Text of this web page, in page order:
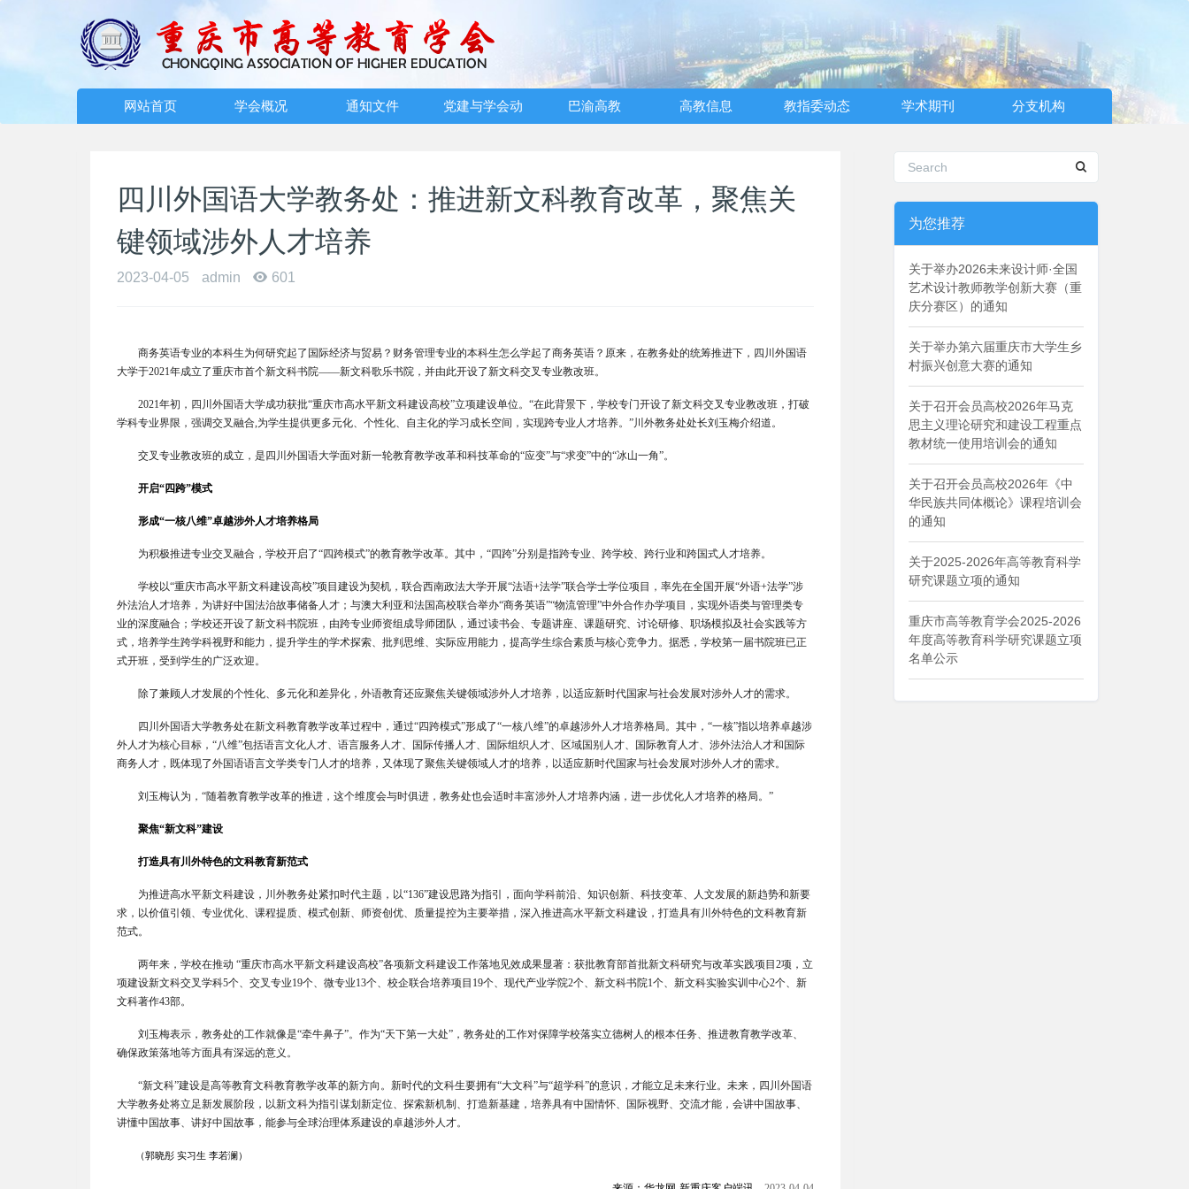
网站首页 学会概况 通知文件 党建与学会动 巴渝高教 高教信息 教指委动态 学术期刊 分支机构
四川外国语大学教务处：推进新文科教育改革，聚焦关
键领域涉外人才培养
2023-04-05 admin 601
商务英语专业的本科生为何研究起了国际经济与贸易？财务管理专业的本科生怎么学起了商务英语？原来，在教务处的统筹推进下，四川外国语
大学于2021年成立了重庆市首个新文科书院——新文科歌乐书院，并由此开设了新文科交叉专业教改班。
2021年初，四川外国语大学成功获批“重庆市高水平新文科建设高校”立项建设单位。“在此背景下，学校专门开设了新文科交叉专业教改班，打破
学科专业界限，强调交叉融合,为学生提供更多元化、个性化、自主化的学习成长空间，实现跨专业人才培养。”川外教务处处长刘玉梅介绍道。
交叉专业教改班的成立，是四川外国语大学面对新一轮教育教学改革和科技革命的“应变”与“求变”中的“冰山一角”。
开启“四跨”模式
形成“一核八维”卓越涉外人才培养格局
为积极推进专业交叉融合，学校开启了“四跨模式”的教育教学改革。其中，“四跨”分别是指跨专业、跨学校、跨行业和跨国式人才培养。
学校以“重庆市高水平新文科建设高校”项目建设为契机，联合西南政法大学开展“法语+法学”联合学士学位项目，率先在全国开展“外语+法学”涉
外法治人才培养，为讲好中国法治故事储备人才；与澳大利亚和法国高校联合举办“商务英语”“物流管理”中外合作办学项目，实现外语类与管理类专
业的深度融合；学校还开设了新文科书院班，由跨专业师资组成导师团队，通过读书会、专题讲座、课题研究、讨论研修、职场模拟及社会实践等方
式，培养学生跨学科视野和能力，提升学生的学术探索、批判思维、实际应用能力，提高学生综合素质与核心竞争力。据悉，学校第一届书院班已正
式开班，受到学生的广泛欢迎。
除了兼顾人才发展的个性化、多元化和差异化，外语教育还应聚焦关键领域涉外人才培养，以适应新时代国家与社会发展对涉外人才的需求。
四川外国语大学教务处在新文科教育教学改革过程中，通过“四跨模式”形成了“一核八维”的卓越涉外人才培养格局。其中，“一核”指以培养卓越涉
外人才为核心目标，“八维”包括语言文化人才、语言服务人才、国际传播人才、国际组织人才、区域国别人才、国际教育人才、涉外法治人才和国际
商务人才，既体现了外国语语言文学类专门人才的培养，又体现了聚焦关键领域人才的培养，以适应新时代国家与社会发展对涉外人才的需求。
刘玉梅认为，“随着教育教学改革的推进，这个维度会与时俱进，教务处也会适时丰富涉外人才培养内涵，进一步优化人才培养的格局。”
聚焦“新文科”建设
打造具有川外特色的文科教育新范式
为推进高水平新文科建设，川外教务处紧扣时代主题，以“136”建设思路为指引，面向学科前沿、知识创新、科技变革、人文发展的新趋势和新要
求，以价值引领、专业优化、课程提质、模式创新、师资创优、质量提控为主要举措，深入推进高水平新文科建设，打造具有川外特色的文科教育新
范式。
两年来，学校在推动 “重庆市高水平新文科建设高校”各项新文科建设工作落地见效成果显著：获批教育部首批新文科研究与改革实践项目2项，立
项建设新文科交叉学科5个、交叉专业19个、微专业13个、校企联合培养项目19个、现代产业学院2个、新文科书院1个、新文科实验实训中心2个、新
文科著作43部。
刘玉梅表示，教务处的工作就像是“牵牛鼻子”。作为“天下第一大处”，教务处的工作对保障学校落实立德树人的根本任务、推进教育教学改革、
确保政策落地等方面具有深远的意义。
“新文科”建设是高等教育文科教育教学改革的新方向。新时代的文科生要拥有“大文科”与“超学科”的意识，才能立足未来行业。未来，四川外国语
大学教务处将立足新发展阶段，以新文科为指引谋划新定位、探索新机制、打造新基建，培养具有中国情怀、国际视野、交流才能，会讲中国故事、
讲懂中国故事、讲好中国故事，能参与全球治理体系建设的卓越涉外人才。
（郭晓彤 实习生 李若澜）
为您推荐
关于举办2026未来设计师·全国
艺术设计教师教学创新大赛（重
庆分赛区）的通知
关于举办第六届重庆市大学生乡
村振兴创意大赛的通知
关于召开会员高校2026年马克
思主义理论研究和建设工程重点
教材统一使用培训会的通知
关于召开会员高校2026年《中
华民族共同体概论》课程培训会
的通知
关于2025-2026年高等教育科学
研究课题立项的通知
重庆市高等教育学会2025-2026
年度高等教育科学研究课题立项
名单公示